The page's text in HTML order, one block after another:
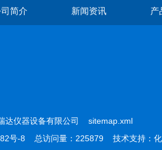
简介 新闻资讯 产
达仪器设备有限公司 sitemap.xml
号-8 总访问量：225879 技术支持： 化